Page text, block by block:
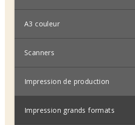
A3 couleur
Scanners
Impression de production
Impression grands formats